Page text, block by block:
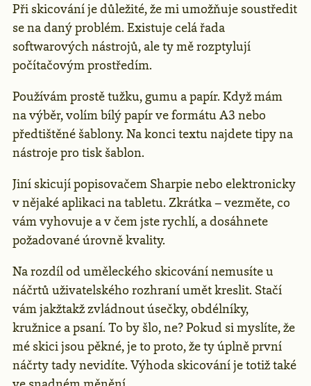
Při skicování je důležité, že mi umožňuje soustředit
se na daný problém. Existuje celá řada
softwarových nástrojů, ale ty mě rozptylují
počítačovým prostředím.
Používám prostě tužku, gumu a papír. Když mám
na výběr, volím bílý papír ve formátu A3 nebo
předtištěné šablony. Na konci textu najdete tipy na
nástroje pro tisk šablon.
Jiní skicují popisovačem Sharpie nebo elektronicky
v nějaké aplikaci na tabletu. Zkrátka – vezměte, co
vám vyhovuje a v čem jste rychlí, a dosáhnete
požadované úrovně kvality.
Na rozdíl od uměleckého skicování nemusíte u
náčrtů uživatelského rozhraní umět kreslit. Stačí
vám jakžtakž zvládnout úsečky, obdélníky,
kružnice a psaní. To by šlo, ne? Pokud si myslíte, že
mé skici jsou pěkné, je to proto, že ty úplně první
náčrty tady nevidíte. Výhoda skicování je totiž také